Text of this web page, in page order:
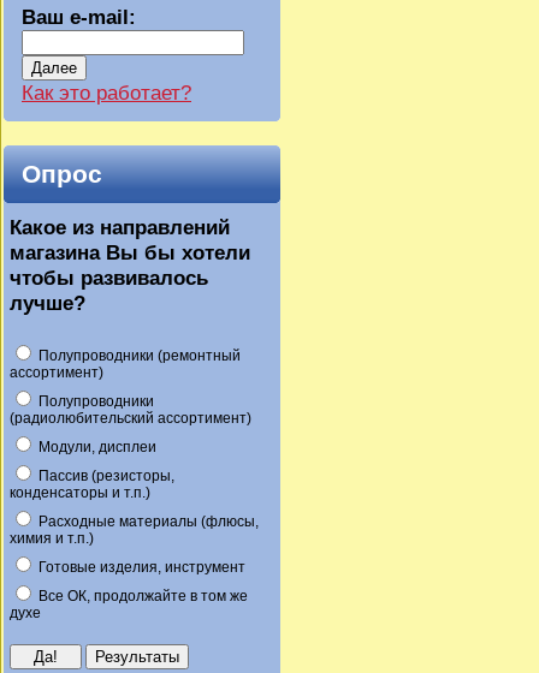
Ваш e-mail:
Далее
Как это работает?
Опрос
Какое из направлений
магазина Вы бы хотели
чтобы развивалось
лучше?
Полупроводники (ремонтный
ассортимент)
Полупроводники
(радиолюбительский ассортимент)
Модули, дисплеи
Пассив (резисторы,
конденсаторы и т.п.)
Расходные материалы (флюсы,
химия и т.п.)
Готовые изделия, инструмент
Все ОК, продолжайте в том же
духе